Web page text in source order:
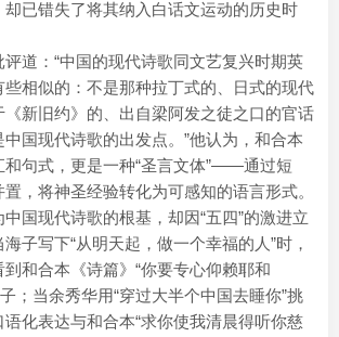
已错失了将其纳入白话文运动的历史时
道：“中国的现代诗歌同文艺复兴时期英
些相似的：不是那种拉丁式的、日式的现代
新旧约》的、出自梁阿发之徒之口的官话
国现代诗歌的出发点。”他认为，和合本
和句式，更是一种“圣言文体”——通过短
，将神圣经验转化为可感知的语言形式。
国现代诗歌的根基，却因“五四”的激进立
子写下“从明天起，做一个幸福的人”时，
和合本《诗篇》“你要专心仰赖耶和
；当余秀华用“穿过大半个中国去睡你”挑
化表达与和合本“求你使我清晨得听你慈